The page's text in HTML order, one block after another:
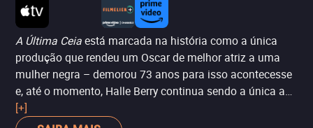
A Última Ceiaestá marcada na história como a única
produção que rendeu um Oscar de melhor atriz a uma
mulher negra – demorou 73 anos para isso acontecesse
e, até o momento, Halle Berry continua sendo a única a
ter vencido em tal categoria. Ela está surpreendente no
papel e consegue se destacar ao lado de qualquer ator
[+]